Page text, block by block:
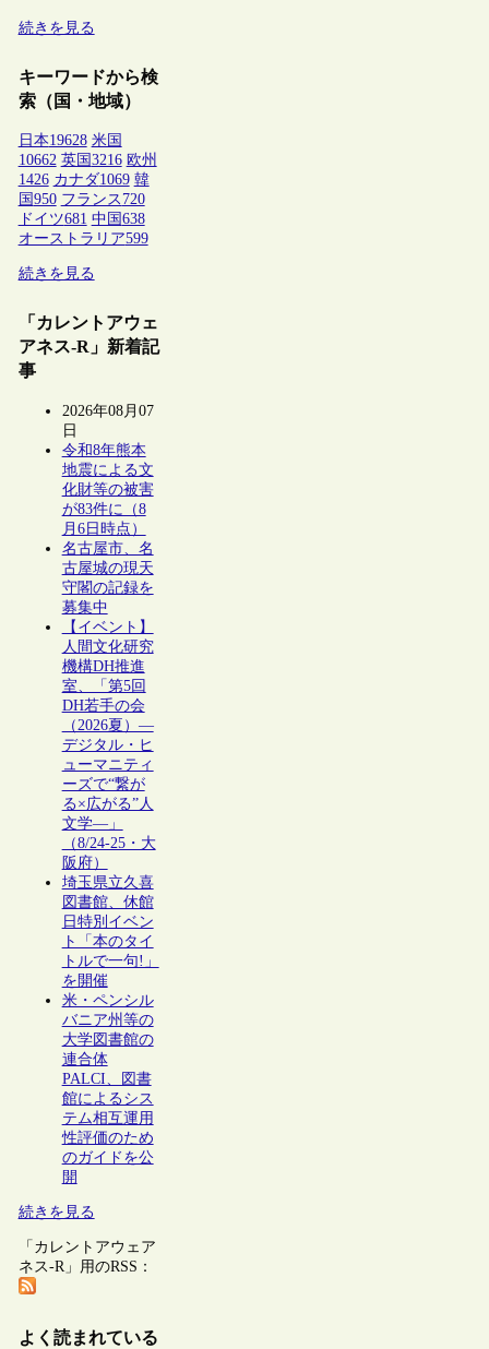
続きを見る
キーワードから検
索（国・地域）
日本19628 米国
10662 英国 3216 欧州
1426 カナダ1069 韓
国 950 フランス 720
ドイツ681 中国 638
オーストラリア599
続きを見る
「カレントアウェ
アネス-R」新着記
事
2026年08月07
日
令和8年熊本
地震による文
化財等の被害
が83件に（8
月6日時点）
名古屋市、名
古屋城の現天
守閣の記録を
募集中
【イベント】
人間文化研究
機構DH推進
室、「第5回
DH若手の会
（2026夏）―
デジタル・ヒ
ューマニティ
ーズで“繋が
る×広がる”人
文学―」
（8/24-25・大
阪府）
埼玉県立久喜
図書館、休館
日特別イベン
ト「本のタイ
トルで一句!」
を開催
米・ペンシル
バニア州等の
大学図書館の
連合体
PALCI、図書
館によるシス
テム相互運用
性評価のため
のガイドを公
開
続きを見る
「カレントアウェア
ネス-R」用のRSS：
よく読まれている